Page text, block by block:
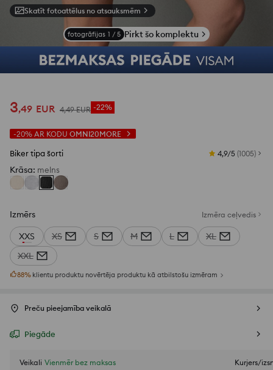
Skatīt fotoattēlus no atsauksmēm
fotogrāfijas 1 / 5 Pirkt šo komplektu
3,49 EUR 4,49 EUR -22%
-20% AR KODU OMNI20MORE
Biker tipa šorti 4,9/5 (1005)
Krāsa: melns
Izmērs Izmēra ceļvedis
XXS XS S M L
XL
XXL
88% klientu produktu novērtēja produktu kā atbilstošu izmēram
Preču pieejamība veikalā
Piegāde
Veikali Vienmēr bez maksas
Kurjers/